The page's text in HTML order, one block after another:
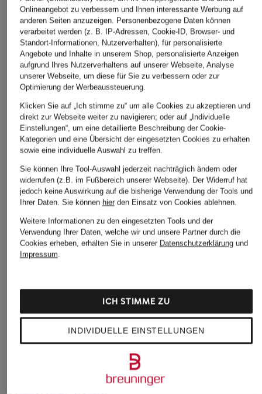
Handtasche SAMIYRA
179,99 €
Bestpreis:152,99 €
Ursprünglich:229,99 €
Beuteltasche ZAIRA
SMALL
369 €
Umhängetasche
EBONY LARGE
269,99 €
Weitere Kategorien
Abendkleider
Anzüge für Herren
Bikinis Damen
Cabanjacken für Damen
Chelsea Boots für Herren
Chelsea-Boots für Damen
Kleider
Lange Ballkleider
Lederjacken für Damen
Pullover für Damen
Rollkragenpullover für
Herren
Sandalen für Damen
Schuhe kaufen
Onlineangebot zu verbessern und Ihnen interessante Werbung auf
anderen Seiten anzuzeigen. Personenbezogene Daten können
verarbeitet werden (z. B. IP-Adressen, Cookie-ID, Browser- und
Standort-Informationen, Nutzerverhalten), für personalisierte
Angebote und Inhalte in unserem Shop, personalisierte Anzeigen
aufgrund Ihres Nutzerverhaltens auf unserer Webseite, Analyse
unserer Webseite, um diese für Sie zu verbessern oder zur
Optimierung der Werbeaussteuerung.
Klicken Sie auf „Ich stimme zu“ um alle Cookies zu akzeptieren und
direkt zur Webseite weiter zu navigieren; oder auf „Individuelle
Einstellungen“, um eine detaillierte Beschreibung der Cookie-
Kategorien und eine Übersicht der eingesetzten Cookies zu erhalten
sowie eine individuelle Auswahl zu treffen.
Sie können Ihre Tool-Auswahl jederzeit nachträglich ändern oder
widerrufen (z.B. im Fußbereich unserer Webseite). Der Widerruf hat
jedoch keine Auswirkung auf die bisherige Verwendung der Tools und
Ihrer Daten. Sie können hierden Einsatz von Cookies ablehnen.
Weitere Informationen zu den eingesetzten Tools und der
Verwendung Ihrer Daten, welche wir und unsere Partner durch die
Cookies erheben, erhalten Sie in unserer Datenschutzerklärungund
Impressum.
INDIVIDUELLE EINSTELLUNGEN
ICH STIMME ZU